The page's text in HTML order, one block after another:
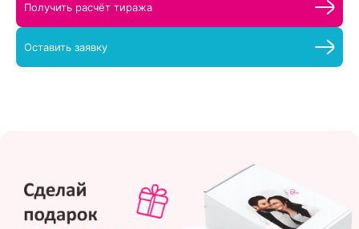
Получить расчёт тиража
Оставить заявку